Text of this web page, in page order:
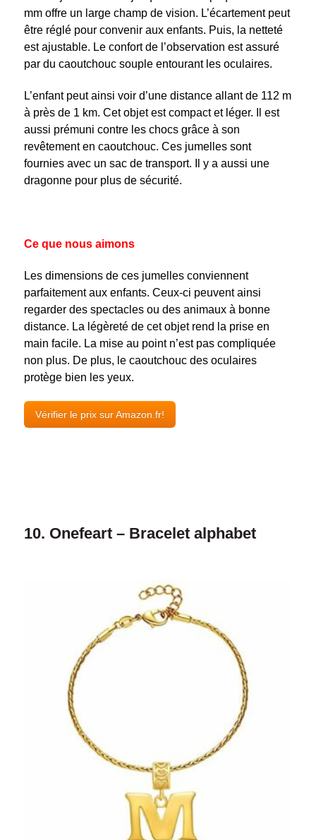
mm offre un large champ de vision. L’écartement peut
être réglé pour convenir aux enfants. Puis, la netteté
est ajustable. Le confort de l’observation est assuré
par du caoutchouc souple entourant les oculaires.
L’enfant peut ainsi voir d’une distance allant de 112 m
à près de 1 km. Cet objet est compact et léger. Il est
aussi prémuni contre les chocs grâce à son
revêtement en caoutchouc. Ces jumelles sont
fournies avec un sac de transport. Il y a aussi une
dragonne pour plus de sécurité.
Ce que nous aimons
Les dimensions de ces jumelles conviennent
parfaitement aux enfants. Ceux-ci peuvent ainsi
regarder des spectacles ou des animaux à bonne
distance. La légèreté de cet objet rend la prise en
main facile. La mise au point n’est pas compliquée
non plus. De plus, le caoutchouc des oculaires
protège bien les yeux.
Vérifier le prix sur Amazon.fr!
10. Onefeart – Bracelet alphabet